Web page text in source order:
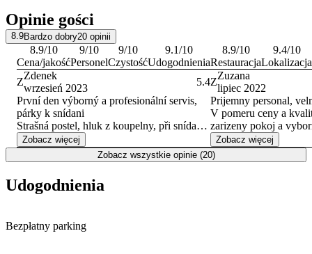
Opinie gości
8.9Bardzo dobry20 opinii
8.9/10
Cena/jakość
9/10
Personel
9/10
Czystość
9.1/10
Udogodnienia
8.9/10
Restauracja
9.4/10
Lokalizacja
Z
Zdenek
wrzesień 2023
5.4
První den výborný a profesionální servis,
párky k snídani
Strašná postel, hluk z koupelny, při snídani
si zaměstnankyně sedla k vedlejšímu stolu a
poslouchala co si povídám se spolužákem,
kterého jsem neviděl 30 let
Zobacz więcej
Z
Zuzana
lipiec 2022
Prijemny personal,
V pomeru ceny a
zarizeny pokoj a
TV, kresilko (mozna
jedno), stolek, vetrak
Lednicka , varna
Zobacz więcej
Zobacz wszystkie opinie (20)
Udogodnienia
Bezpłatny parking